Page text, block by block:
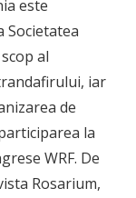
este
Societatea
al
iar
de
la
WRF. De
Rosarium,